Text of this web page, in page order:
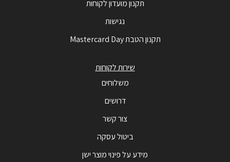
תקנון מועדון לקוחות
נגישות
תקנון הטבת Mastercard Day
שירות לקוחות
משלוחים
דרושים
צור קשר
ביטול עסקה
מידע על פינוי מוצר ישן